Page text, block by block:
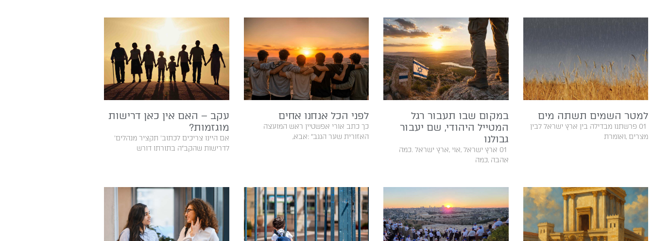
למטר השמים תשתה מים
‬מצרים‭, ‬ואומרת‭
במקום שבו תעבור רגל
המטייל היהודי, שם יעבור
גבולנו
‬אהבה‭, ‬כמה‭
לפני הכל אנחנו אחים
‬האזורית‭ ‬שער‭ ‬הנגב‭: ‬‮"‬אבא‭,
עקב – האם אין כאן דרישות
מוגזמות?
אם‭ ‬היינו‭ ‬צריכים‭ ‬לכתוב‭ ‬‮'‬תקציר‭ ‬מנהלים‮'‬‭
‬לדרישות‭ ‬שהקב"ה‭ ‬בתורתו‭ ‬דורש‭